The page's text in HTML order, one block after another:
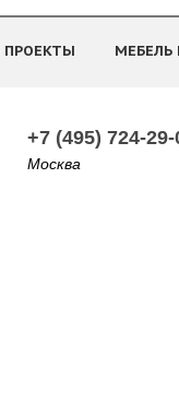
+7 (495) 724-29-
Москва